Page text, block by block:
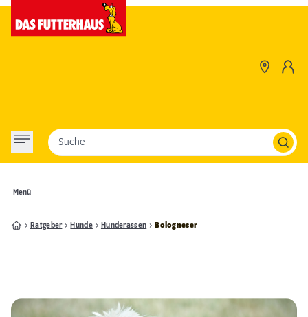
Menü
Suche
Ratgeber Hunde Hunderassen Bologneser